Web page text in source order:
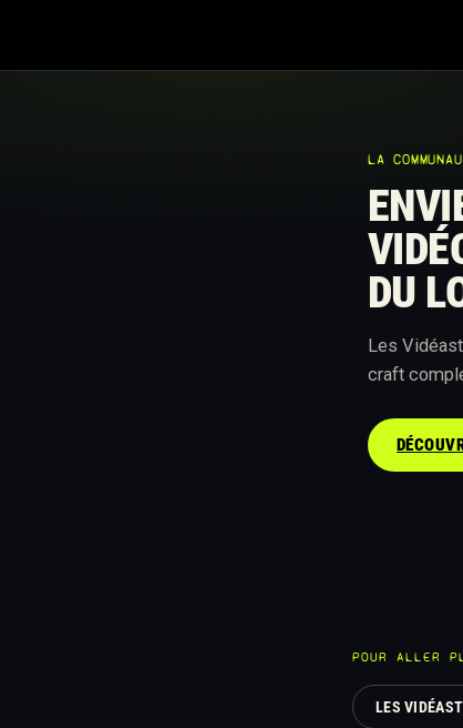
LA
DU
Les
craft
POUR ALLER
LES